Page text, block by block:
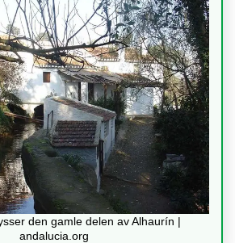
den gamle delen av Alhaurín |
andalucia.org